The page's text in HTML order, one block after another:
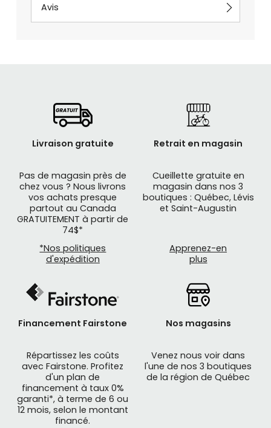
Avis
Livraison gratuite
Pas de magasin près de
chez vous ? Nous livrons
vos achats presque
partout au Canada
GRATUITEMENT à partir de
74$*
*Nos politiques
d'expédition
Retrait en magasin
Cueillette gratuite en
magasin dans nos 3
boutiques : Québec, Lévis
et Saint-Augustin
Apprenez-en
plus
Financement Fairstone
Répartissez les coûts
avec Fairstone. Profitez
d'un plan de
financement à taux 0%
garanti*, à terme de 6 ou
12 mois, selon le montant
financé.
Nos magasins
Venez nous voir dans
l'une de nos 3 boutiques
de la région de Québec